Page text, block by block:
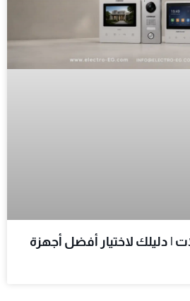
| دليلك لاختيار أفضل أجهزة